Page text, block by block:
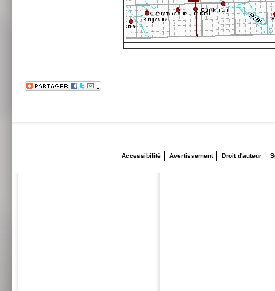
Accessibilité Avertissement Droit d'auteur